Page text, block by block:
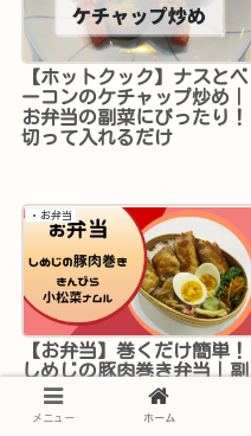
【ホットクック】ナスとベ
ーコンのケチャップ炒め｜
お弁当の副菜にぴったり！
切って入れるだけ
・お弁当
【お弁当】巻くだけ簡単！
しめじの豚肉巻き弁当｜副
菜は小松菜のナムル＆レン
コンきんぴら
メニュー ホーム